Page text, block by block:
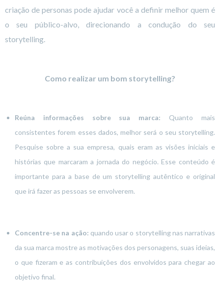
criação de personas pode ajudar você a definir melhor quem é
o seu público-alvo, direcionando a condução do seu
storytelling.
Como realizar um bom storytelling?
Reúna informações sobre sua marca: Quanto mais
consistentes forem esses dados, melhor será o seu storytelling.
Pesquise sobre a sua empresa, quais eram as visões iniciais e
histórias que marcaram a jornada do negócio. Esse conteúdo é
importante para a base de um storytelling autêntico e original
que irá fazer as pessoas se envolverem.
Concentre-se na ação: quando usar o storytelling nas narrativas
da sua marca mostre as motivações dos personagens, suas ideias,
o que fizeram e as contribuições dos envolvidos para chegar ao
objetivo final.